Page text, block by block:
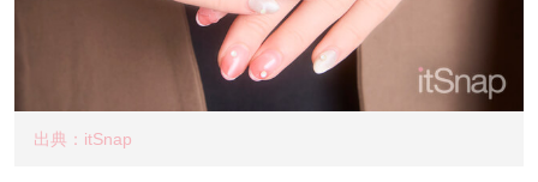
出典：itSnap